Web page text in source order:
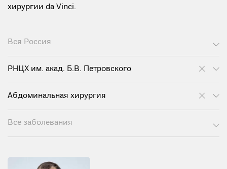
хирургии da Vinci.
Вся Россия
РНЦХ им. акад. Б.В. Петровского
Абдоминальная хирургия
Все заболевания